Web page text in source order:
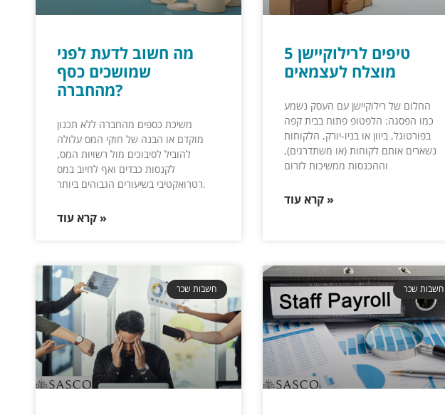
מה חשוב לדעת לפני
שמושכים כסף
מהחברה?
משיכת כספים מהחברה ללא תכנון
מוקדם או הבנה של חוקי המס עלולה
להוביל לסיבוכים מול רשויות המס,
לקנסות כבדים ואף לחיוב במס
רטרואקטיבי בשיעורים הגבוהים ביותר.
קרא עוד »
5 טיפים לרילוקיישן
מוצלח לעצמאים
החלום של רילוקיישן עם העסק נשמע
כמו הפסגה: הלפטופ פתוח בבית קפה
בפורטוגל, ביוון או בניו-יורק, הלקוחות
נשארים אותם לקוחות (או משתדרגים),
וההכנסות ממשיכות לזרום
קרא עוד »
חשבות שכר חשבות שכר